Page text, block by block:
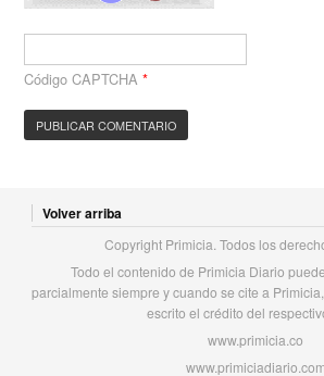
Código CAPTCHA *
Volver arriba
Copyright Primicia. Todos los
Todo el contenido de Primicia Diario
parcialmente siempre y cuando se cite a
escrito el crédito del
www.primicia.co
www.primiciadiario.com